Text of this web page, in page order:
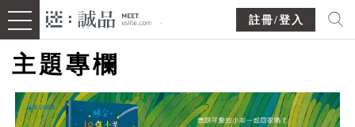
註冊/登入
主題專欄